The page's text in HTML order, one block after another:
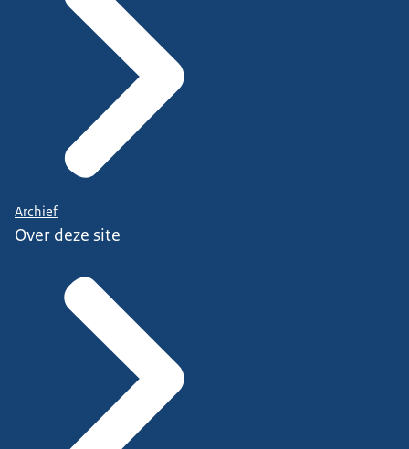
Archief
Over deze site